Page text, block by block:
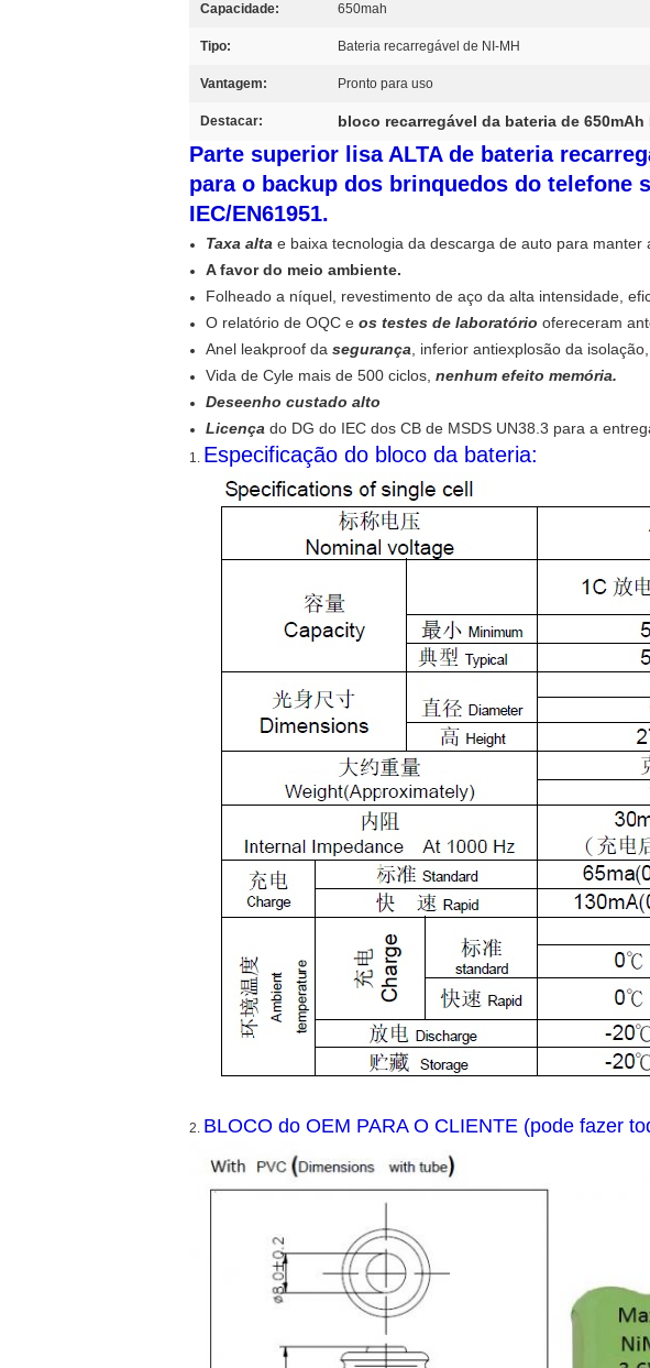
Capacidade: 650mah
Tipo: Bateria recarregável de NI-MH
Vantagem: Pronto para uso
Destacar: bloco recarregável da bateria de 650mAh
Parte superior lisa ALTA de bateria
para o backup dos brinquedos do telefone
IEC/EN61951.
Taxa alta e baixa tecnologia da descarga de auto para
A favor do meio ambiente.
Folheado a níquel, revestimento de aço da alta intensidade,
O relatório de OQC e os testes de laboratório ofereceram
Anel leakproof da segurança , inferior antiexplosão da
Vida de Cyle mais de 500 ciclos, nenhum efeito memória.
Deseenho custado alto
Licença do DG do IEC dos CB de MSDS UN38.3 para a
1. Especificação do bloco da bateria:
2. BLOCO do OEM PARA O CLIENTE (pode fazer